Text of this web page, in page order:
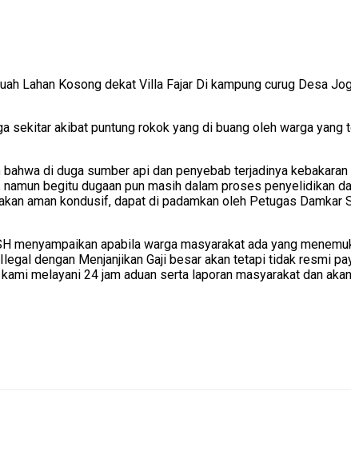
Lahan Kosong dekat Villa Fajar Di kampung curug Desa
akibat puntung rokok yang di buang oleh warga yang
di duga sumber api dan penyebab terjadinya
begitu dugaan pun masih dalam proses penyelidikan
aman kondusif, dapat di padamkan oleh Petugas
menyampaikan apabila warga masyarakat ada yang
dengan Menjanjikan Gaji besar akan tetapi tidak resmi
melayani 24 jam aduan serta laporan masyarakat dan